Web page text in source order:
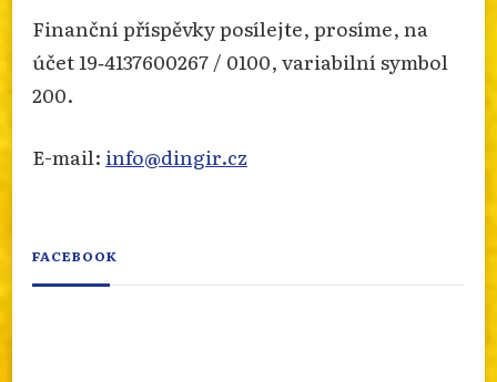
Finanční příspěvky posílejte, prosíme, na
účet 19‐4137600267 / 0100, variabilní symbol
200.
E-mail: info@dingir.cz
FACEBOOK